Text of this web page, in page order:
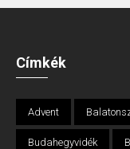
Címkék
Advent
Budahegyvidék